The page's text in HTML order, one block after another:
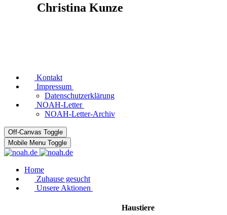
Christina Kunze
Kontakt
Impressum
Datenschutzerklärung
NOAH-Letter
NOAH-Letter-Archiv
Off-Canvas Toggle
Mobile Menu Toggle
Home
Zuhause gesucht
Unsere Aktionen
Haustiere